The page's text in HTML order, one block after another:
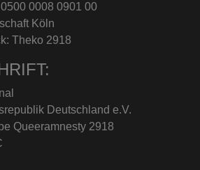
0008 0901 00
Köln
Theko 2918
Deutschland e.V.
Queeramnesty 2918